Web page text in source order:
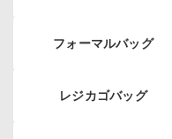
フォーマルバッグ
レジカゴバッグ